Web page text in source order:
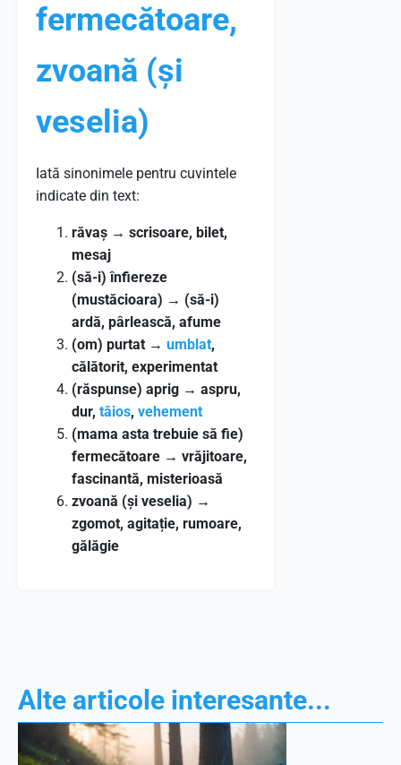
fermecătoare,
zvoană (și
veselia)
Iată sinonimele pentru cuvintele
indicate din text:
răvaș → scrisoare, bilet,
mesaj
(să-i) înfiereze
(mustăcioara) → (să-i)
ardă, pârlească, afume
(om) purtat → umblat,
călătorit, experimentat
(răspunse) aprig → aspru,
dur, tăios, vehement
(mama asta trebuie să fie)
fermecătoare → vrăjitoare,
fascinantă, misterioasă
zvoană (și veselia) →
zgomot, agitație, rumoare,
gălăgie
Alte articole interesante...